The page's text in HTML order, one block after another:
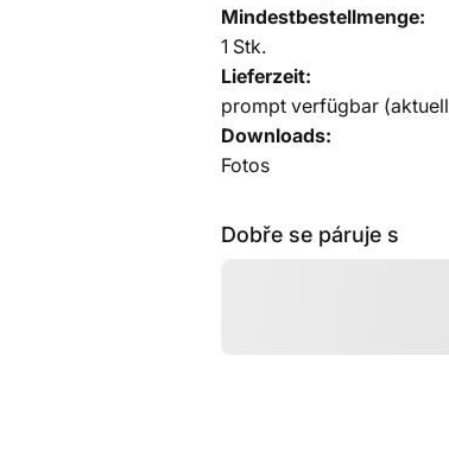
Mindestbestellmenge:
1 Stk.
Lieferzeit:
prompt verfügbar
Downloads:
Fotos
Dobře se páruje s